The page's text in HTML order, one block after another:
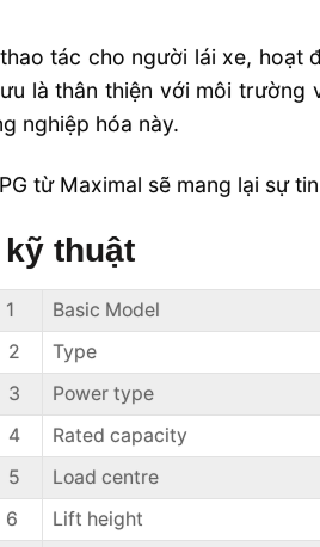
tác cho người lái xe, hoạt
là thân thiện với môi trường
nghiệp hóa này.
từ Maximal sẽ mang lại sự
thuật
1 Basic Model
2
Type
3
Power type
4
Rated capacity
5
Load centre
6 Lift height